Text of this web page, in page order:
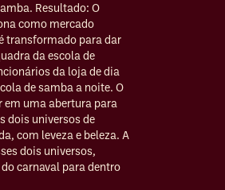
Resultado: O
como mercado
transformado para dar
da escola de
da loja de dia
de samba a noite.O
em uma abertura para
dois universos de
com leveza e beleza. A
dois universos,
carnaval para dentro